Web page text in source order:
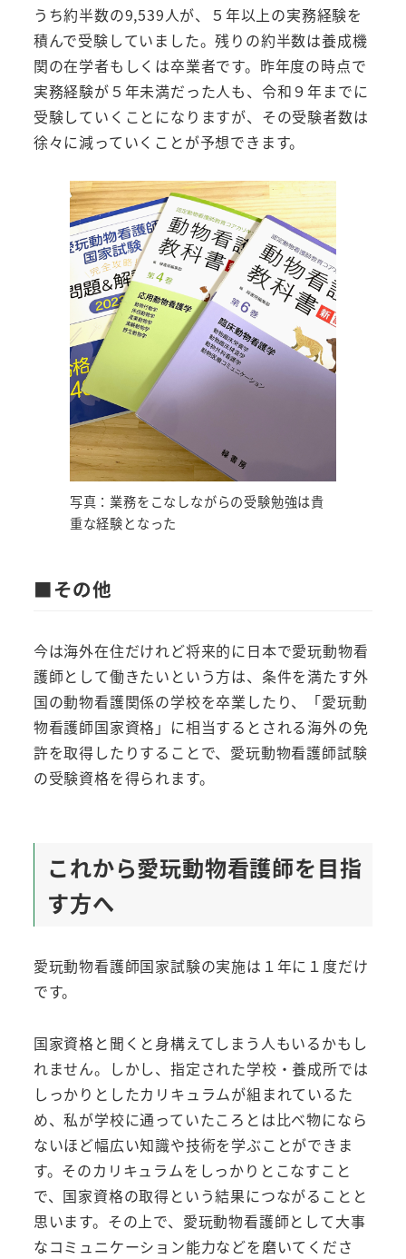
うち約半数の9,539人が、５年以上の実務経験を
積んで受験していました。残りの約半数は養成機
関の在学者もしくは卒業者です。昨年度の時点で
実務経験が５年未満だった人も、令和９年までに
受験していくことになりますが、その受験者数は
徐々に減っていくことが予想できます。
写真：業務をこなしながらの受験勉強は貴
重な経験となった
■その他
今は海外在住だけれど将来的に日本で愛玩動物看
護師として働きたいという方は、条件を満たす外
国の動物看護関係の学校を卒業したり、「愛玩動
物看護師国家資格」に相当するとされる海外の免
許を取得したりすることで、愛玩動物看護師試験
の受験資格を得られます。
これから愛玩動物看護師を目指
す方へ
愛玩動物看護師国家試験の実施は１年に１度だけ
です。
国家資格と聞くと身構えてしまう人もいるかもし
れません。しかし、指定された学校・養成所では
しっかりとしたカリキュラムが組まれているた
め、私が学校に通っていたころとは比べ物になら
ないほど幅広い知識や技術を学ぶことができま
す。そのカリキュラムをしっかりとこなすこと
で、国家資格の取得という結果につながることと
思います。その上で、愛玩動物看護師として大事
なコミュニケーション能力などを磨いてくださ